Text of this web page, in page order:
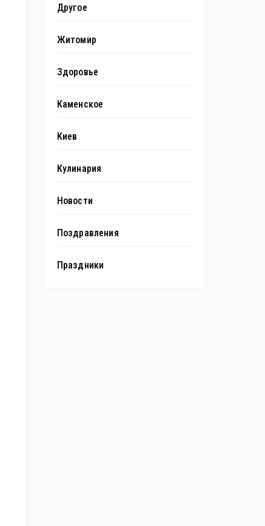
Другое
Житомир
Здоровье
Каменское
Киев
Кулинария
Новости
Поздравления
Праздники